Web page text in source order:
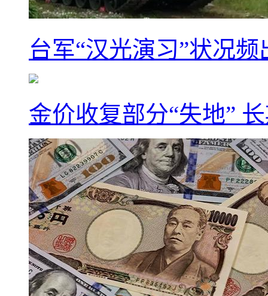
台军“汉光演习”状况
金价收复部分“失地”